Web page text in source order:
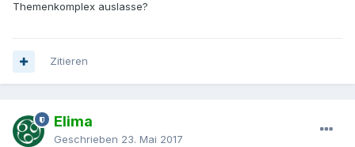
Themenkomplex auslasse?
Zitieren
Elima
Geschrieben 23. Mai 2017